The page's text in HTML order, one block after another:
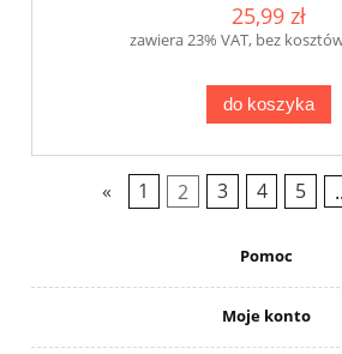
25,99 zł
zawiera 23% VAT, bez
do koszyka
« 1 2 3 4 5
Pomoc
Moje konto